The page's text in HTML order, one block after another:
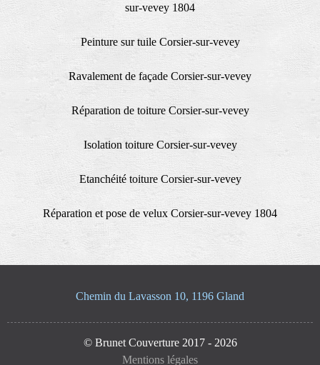
sur-vevey 1804
Peinture sur tuile Corsier-sur-vevey
Ravalement de façade Corsier-sur-vevey
Réparation de toiture Corsier-sur-vevey
Isolation toiture Corsier-sur-vevey
Etanchéité toiture Corsier-sur-vevey
Réparation et pose de velux Corsier-sur-vevey 1804
Chemin du Lavasson 10, 1196 Gland
© Brunet Couverture 2017 - 2026
Mentions légales